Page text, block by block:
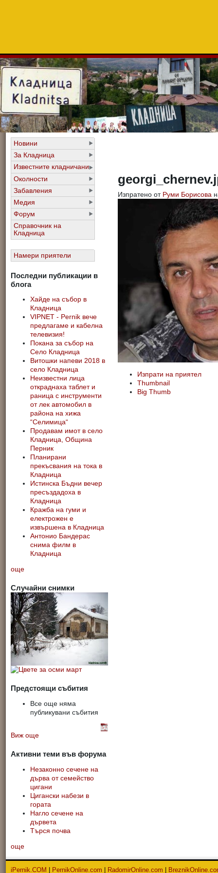
Новини
За Кладница
Известните кладничани
Околности
Забавления
Медия
Форум
Справочник на
Кладница
Намери приятели
Последни публикации в
блога
Хайде на събор в
Кладница
VIPNET - Pernik вече
предлагаме и кабелна
телевизия!
Покана за събор на
Село Кладница
Витошки напеви 2018 в
село Кладница
Неизвестни лица
откраднаха таблет и
раница с инструменти
от лек автомобил в
района на хижа
“Селимица“
Продавам имот в село
Кладница, Община
Перник
Планирани
прекъсвания на тока в
Кладница
Истинска Бъдни вечер
пресъздадоха в
Кладница
Кражба на гуми и
електрожен е
извършена в Кладница
Антонио Бандерас
снима филм в
Кладница
още
Случайни снимки
Предстоящи събития
Все още няма
публикувани събития
Виж още
Активни теми във форума
Незаконно сечене на
дърва от семейство
цигани
Цигански набези в
гората
Нагло сечене на
дървета
Търся почва
още
Изпратено от Руми Борисова
Изпрати на приятел
Thumbnail
Big Thumb
iPernik.COM | PernikOnline.com | RadomirOnline.com |